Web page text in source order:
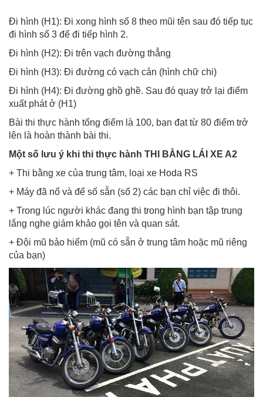
Đi hình (H1): Đi xong hình số 8 theo mũi tên sau đó tiếp tục
đi hình số 3 để đi tiếp hình 2.
Đi hình (H2): Đi trên vạch đường thẳng
Đi hình (H3): Đi đường có vạch cản (hình chữ chi)
Đi hình (H4): Đi đường ghồ ghề. Sau đó quay trở lại điểm
xuất phát ở (H1)
Bài thi thực hành tổng điểm là 100, bạn đạt từ 80 điểm trở
lên là hoàn thành bài thi.
Một số lưu ý khi thi thực hành THI BẰNG LÁI XE A2
+ Thi bằng xe của trung tâm, loại xe Hoda RS
+ Máy đã nổ và để số sẵn (số 2) các bạn chỉ việc đi thôi.
+ Trong lúc người khác đang thi trong hình bạn tập trung
lắng nghe giám khảo gọi tên và quan sát.
+ Đội mũ bảo hiểm (mũ có sẵn ở trung tâm hoặc mũ riêng
của bạn)